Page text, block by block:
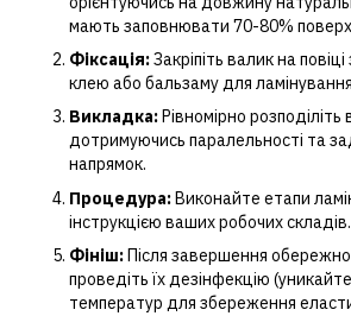
мають заповнювати 70-80%
Фіксація:Закріпіть валик на
клею або бальзаму для
Викладка: Рівномірно розподіліть
дотримуючись паралельності та
напрямок.
Процедура:Виконайте етапи
інструкцією ваших робочих складів.
Фініш:Після завершення обережно
проведіть їх дезінфекцію
температур для збереження